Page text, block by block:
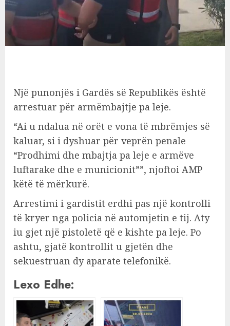
Një punonjës i Gardës së Republikës është
arrestuar për armëmbajtje pa leje.
“Ai u ndalua në orët e vona të mbrëmjes së
kaluar, si i dyshuar për veprën penale
“Prodhimi dhe mbajtja pa leje e armëve
luftarake dhe e municionit””, njoftoi AMP
këtë të mërkurë.
Arrestimi i gardistit erdhi pas një kontrolli
të kryer nga policia në automjetin e tij. Aty
iu gjet një pistoletë që e kishte pa leje. Po
ashtu, gjatë kontrollit u gjetën dhe
sekuestruan dy aparate telefonikë.
Lexo Edhe: